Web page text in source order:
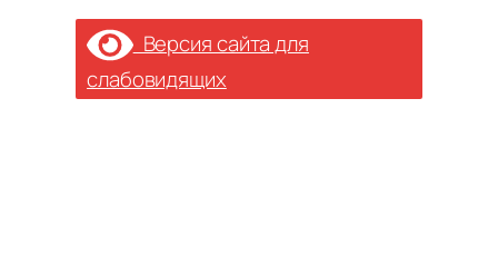
Версия сайта для
слабовидящих